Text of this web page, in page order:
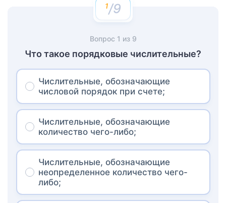
/9
Вопрос 1 из 9
Что такое порядковые числительные?
Числительные, обозначающие
числовой порядок при счете;
Числительные, обозначающие
количество чего-либо;
Числительные, обозначающие
неопределенное количество чего-
либо;